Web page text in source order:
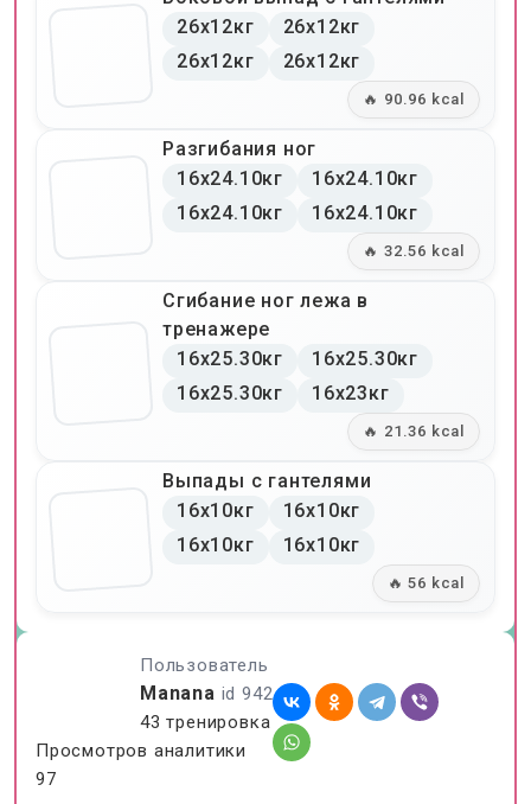
Пользователь
Manana id 942
43 тренировка
Просмотров аналитики
97
26x12кг
26x12кг
26x12кг
26x12кг
🔥 90.96 kcal
Разгибания ног
16x24.10кг
16x24.10кг
16x24.10кг
16x24.10кг
🔥 32.56 kcal
Сгибание ног лежа в
тренажере
16x25.30кг
16x25.30кг
16x25.30кг
16x23кг
🔥 21.36 kcal
Выпады с гантелями
16x10кг
16x10кг
16x10кг
16x10кг
🔥 56 kcal